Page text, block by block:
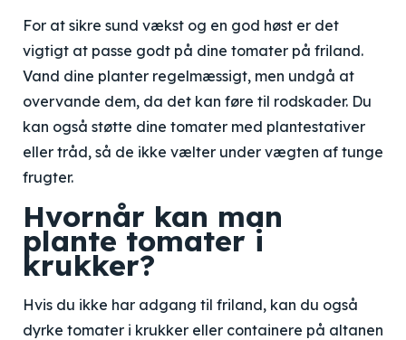
For at sikre sund vækst og en god høst er det
vigtigt at passe godt på dine tomater på friland.
Vand dine planter regelmæssigt, men undgå at
overvande dem, da det kan føre til rodskader. Du
kan også støtte dine tomater med plantestativer
eller tråd, så de ikke vælter under vægten af tunge
frugter.
Hvornår kan man
plante tomater i
krukker?
Hvis du ikke har adgang til friland, kan du også
dyrke tomater i krukker eller containere på altanen